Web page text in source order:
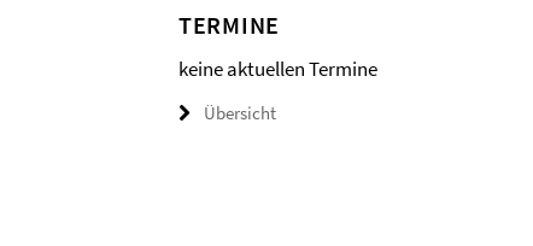
TERMINE
keine aktuellen Termine
Übersicht